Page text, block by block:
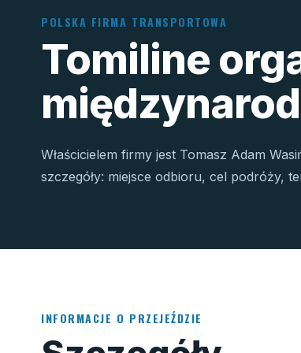
POLSKA FIRMA TRANSPORTOWA
Tomiline
Właścicielem firmy jest Tomasz Adam
szczegóły: miejsce odbioru, cel podróży,
INFORMACJE O PRZEJEŹDZIE